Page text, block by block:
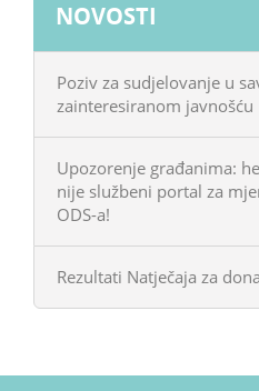
NOVOSTI
Poziv za sudjelovanje u
zainteresiranom javnošću
Upozorenje građanima:
nije službeni portal za
ODS-a!
Rezultati Natječaja za